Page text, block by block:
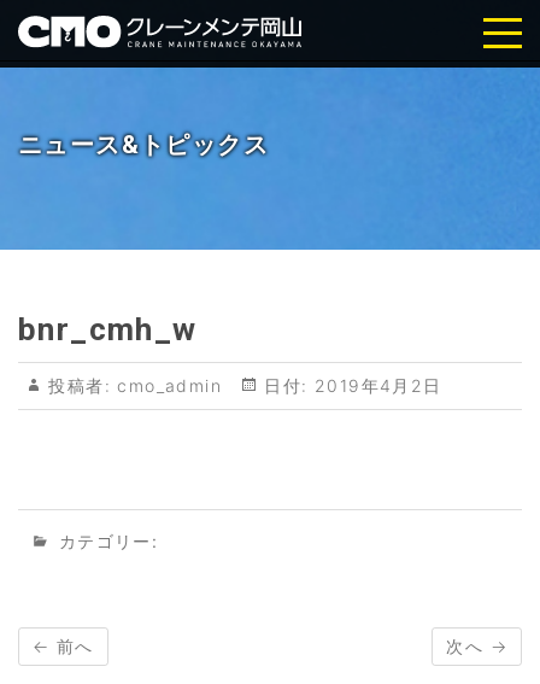
山・倉敷の天井クレーン点検・メ
ニュース&トピックス
bnr_cmh_w
投稿者: cmo_admin 日付: 2019年4月2日
カテゴリー:
← 前へ 次へ →